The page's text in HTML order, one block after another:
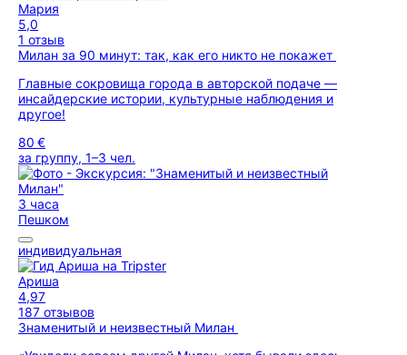
Мария
5,0
1 отзыв
Милан за 90 минут: так, как его никто не покажет
Главные сокровища города в авторской подаче —
инсайдерские истории, культурные наблюдения и
другое!
80 €
за группу, 1–3 чел.
3 часа
Пешком
индивидуальная
Ариша
4,97
187 отзывов
Знаменитый и неизвестный Милан